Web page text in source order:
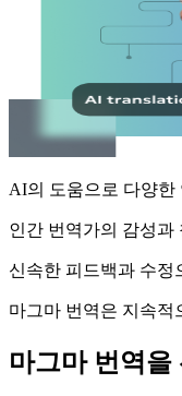
AI의 도움으로 다양한
인간 번역가의 감성과
신속한 피드백과 수정
마그마 번역은 지속적
마그마 번역을